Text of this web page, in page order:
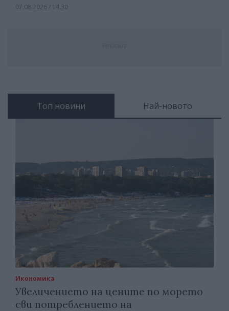
07.08.2026 / 14:30
Топ новини Най-новото
Икономика
Увеличението на цените по морето
сви потреблението на